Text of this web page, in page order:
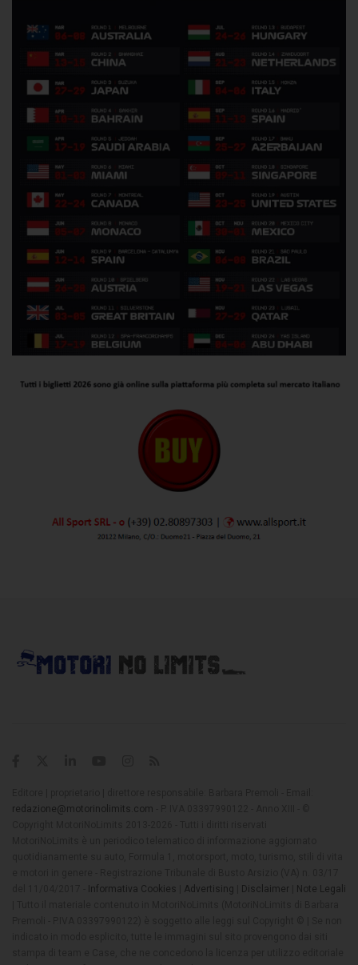
redazione@motorinolimits.com
Informativa Cookies Advertising Disclaimer
Note Legali